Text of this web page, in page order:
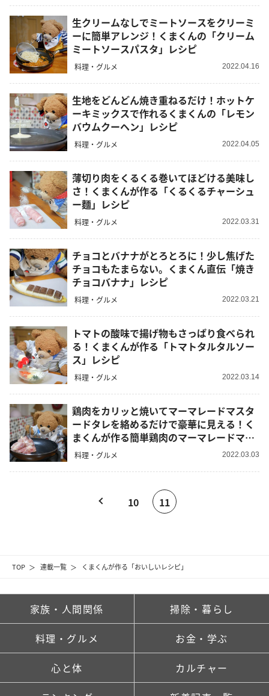
TOP 連載一覧 くまくんが作る「おいしいレシピ」
生クリームなしでミートソースをクリーミ
ーに簡単アレンジ！くまくんの「クリーム
ミートソースパスタ」レシピ
料理・グルメ 2022.04.16
生地をどんどん焼き重ねるだけ！ホットケ
ーキミックスで作れるくまくんの「レモン
バウムクーヘン」レシピ
料理・グルメ 2022.04.05
薄切り肉をくるくる巻いてほどける美味し
さ！くまくんが作る「くるくるチャーシュ
ー麵」レシピ
料理・グルメ 2022.03.31
チョコとバナナがとろとろに！少し焦げた
チョコもたまらない。くまくん直伝「焼き
チョコバナナ」レシピ
料理・グルメ 2022.03.21
トマトの酸味で揚げ物もさっぱり食べられ
る！くまくんが作る「トマトタルタルソー
ス」レシピ
料理・グルメ 2022.03.14
鶏肉をカリッと焼いてマーマレードマスタ
ードタレを絡めるだけで豪華に見える！く
まくんが作る簡単鶏肉のマーマレードマス
タード焼きレシピ
料理・グルメ 2022.03.03
10 11
家族・人間関係 掃除・暮らし
料理・グルメ お金・学ぶ
心と体 カルチャー